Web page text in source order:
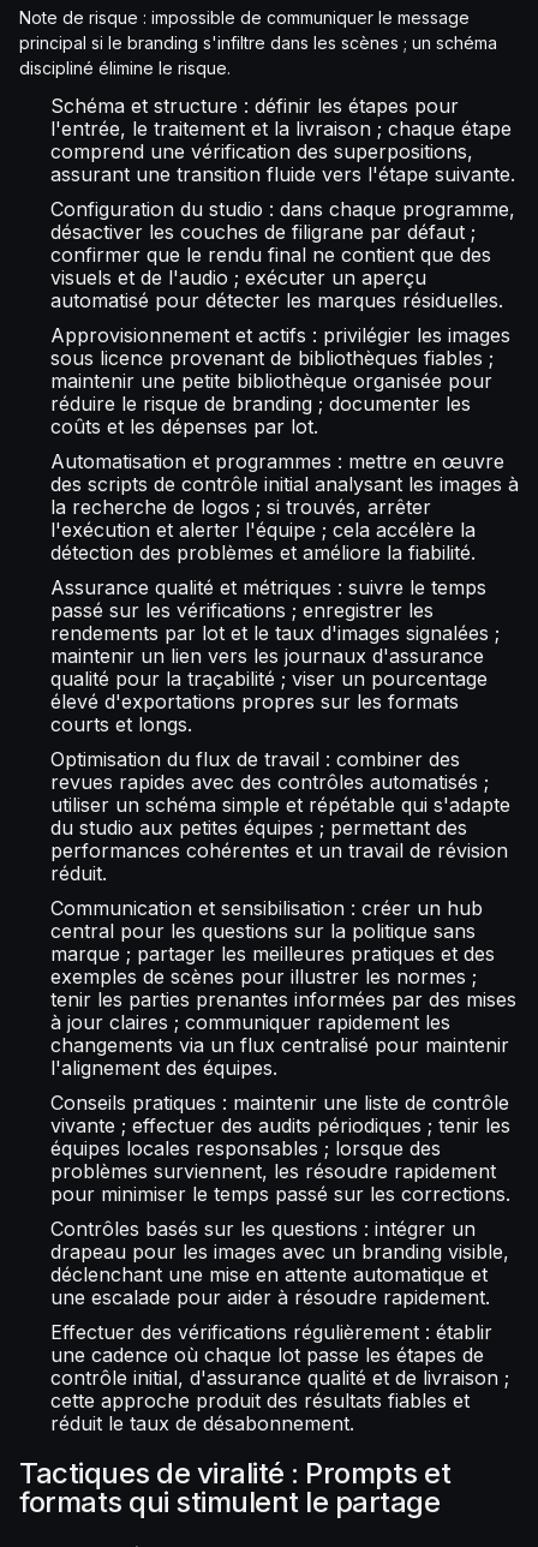
Note de risque : impossible de communiquer le message
principal si le branding s'infiltre dans les scènes ; un schéma
discipliné élimine le risque.
Schéma et structure : définir les étapes pour
l'entrée, le traitement et la livraison ; chaque étape
comprend une vérification des superpositions,
assurant une transition fluide vers l'étape suivante.
Configuration du studio : dans chaque programme,
désactiver les couches de filigrane par défaut ;
confirmer que le rendu final ne contient que des
visuels et de l'audio ; exécuter un aperçu
automatisé pour détecter les marques résiduelles.
Approvisionnement et actifs : privilégier les images
sous licence provenant de bibliothèques fiables ;
maintenir une petite bibliothèque organisée pour
réduire le risque de branding ; documenter les
coûts et les dépenses par lot.
Automatisation et programmes : mettre en œuvre
des scripts de contrôle initial analysant les images à
la recherche de logos ; si trouvés, arrêter
l'exécution et alerter l'équipe ; cela accélère la
détection des problèmes et améliore la fiabilité.
Assurance qualité et métriques : suivre le temps
passé sur les vérifications ; enregistrer les
rendements par lot et le taux d'images signalées ;
maintenir un lien vers les journaux d'assurance
qualité pour la traçabilité ; viser un pourcentage
élevé d'exportations propres sur les formats
courts et longs.
Optimisation du flux de travail : combiner des
revues rapides avec des contrôles automatisés ;
utiliser un schéma simple et répétable qui s'adapte
du studio aux petites équipes ; permettant des
performances cohérentes et un travail de révision
réduit.
Communication et sensibilisation : créer un hub
central pour les questions sur la politique sans
marque ; partager les meilleures pratiques et des
exemples de scènes pour illustrer les normes ;
tenir les parties prenantes informées par des mises
à jour claires ; communiquer rapidement les
changements via un flux centralisé pour maintenir
l'alignement des équipes.
Conseils pratiques : maintenir une liste de contrôle
vivante ; effectuer des audits périodiques ; tenir les
équipes locales responsables ; lorsque des
problèmes surviennent, les résoudre rapidement
pour minimiser le temps passé sur les corrections.
Contrôles basés sur les questions : intégrer un
drapeau pour les images avec un branding visible,
déclenchant une mise en attente automatique et
une escalade pour aider à résoudre rapidement.
Effectuer des vérifications régulièrement : établir
une cadence où chaque lot passe les étapes de
contrôle initial, d'assurance qualité et de livraison ;
cette approche produit des résultats fiables et
réduit le taux de désabonnement.
Tactiques de viralité : Prompts et
formats qui stimulent le partage